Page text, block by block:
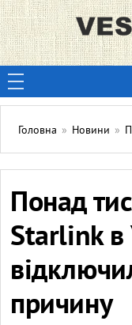
Головна » Новини »
Понад
Starlink в
причину